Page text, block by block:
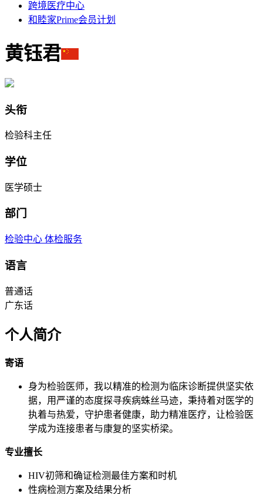
跨境医疗中心
和睦家Prime会员计划
黄钰君
头衔
检验科主任
学位
医学硕士
部门
检验中心 体检服务
语言
普通话
广东话
个人简介
寄语
身为检验医师，我以精准的检测为临床诊断提供坚实依
据，用严谨的态度探寻疾病蛛丝马迹，秉持着对医学的
执着与热爱，守护患者健康，助力精准医疗，让检验医
学成为连接患者与康复的坚实桥梁。
专业擅长
HIV初筛和确证检测最佳方案和时机
性病检测方案及结果分析